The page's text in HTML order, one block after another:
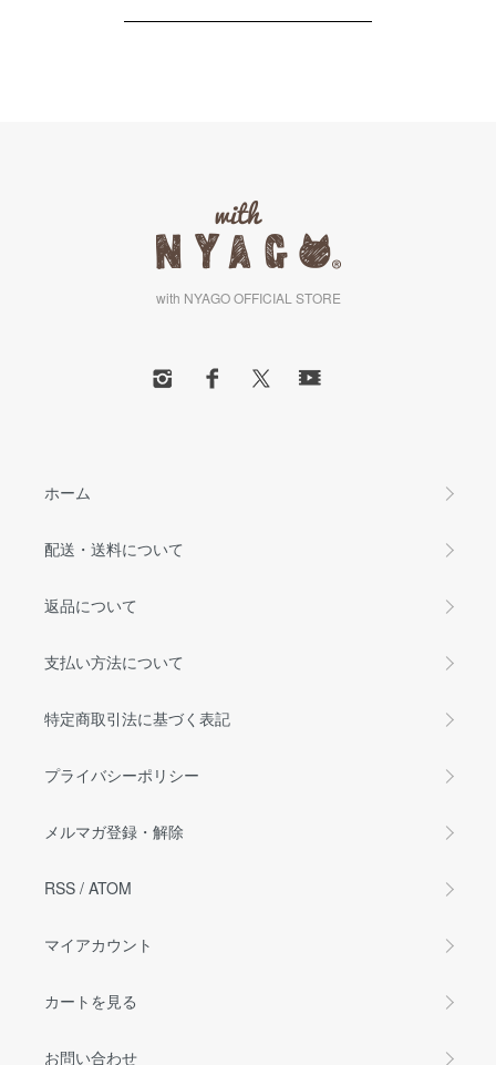
with NYAGO OFFICIAL STORE
ホーム
配送・送料について
返品について
支払い方法について
特定商取引法に基づく表記
プライバシーポリシー
メルマガ登録・解除
RSS / ATOM
マイアカウント
カートを見る
お問い合わせ